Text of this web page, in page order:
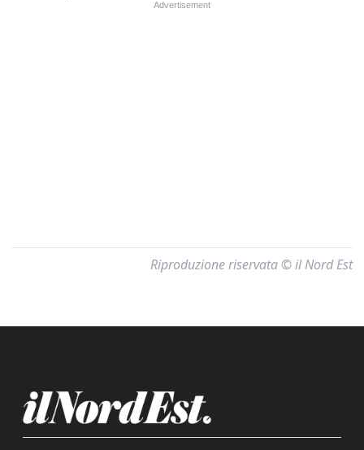
Riproduzione riservata © il Nord Est